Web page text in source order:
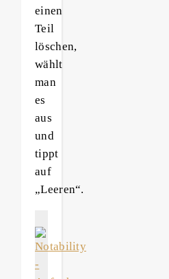
einen
Teil
löschen,
wählt
man
es
aus
und
tippt
auf
„Leeren“.